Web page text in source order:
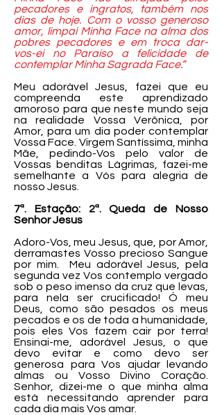
pecadores e ingratos, também nos
dias de hoje. Com o vosso generoso
amor, limpai Minha Face na alma dos
pobres pecadores e em troca dar-
vos-ei no Paraíso a felicidade de
contemplar Minha Sagrada Face.”
Meu adorável Jesus, fazei que eu
compreenda este aprendizado
amoroso para que neste mundo seja
na realidade Vossa Verônica, por
Amor, para um dia poder contemplar
Vossa Face. Virgem Santíssima, minha
Mãe, pedindo-Vos pelo valor de
Vossas benditas Lágrimas, fazei-me
semelhante a Vós para alegria de
nosso Jesus.
7ª. Estação: 2ª. Queda de Nosso
Senhor Jesus
Adoro-Vos, meu Jesus, que, por Amor,
derramastes Vosso precioso Sangue
por mim. Meu adorável Jesus, pela
segunda vez Vos contemplo vergado
sob o peso imenso da cruz que levas,
para nela ser crucificado! Ó meu
Deus, como são pesados os meus
pecados e os de toda a humanidade,
pois eles Vos fazem cair por terra!
Ensinai-me, adorável Jesus, o que
devo evitar e como devo ser
generosa para Vos ajudar levando
almas ou Vosso Divino Coração.
Senhor, dizei-me o que minha alma
está necessitando aprender para
cada dia mais Vos amar.